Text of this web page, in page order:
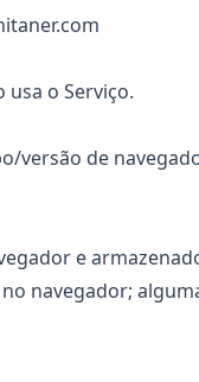
o Serviço.
versão de
e
navegador;